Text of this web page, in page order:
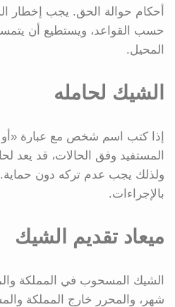
أحكام حوالة الحق. يجب إخطار
حسب القواعد، ويستطيع أن
المحيل.
الشيك لحامله
إذا كتب اسم شخص مع عبارة «أو
المستفيد وفق الحالات، قد يعد
ولذلك يجب عدم تركه دون
بالإجراءات.
ميعاد تقديم الشيك
الشيك المسحوب في المملكة
شهر، والمحرر خارج المملكة